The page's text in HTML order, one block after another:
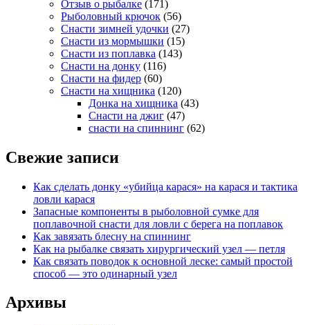
Отзыв о рыбалке (171)
Рыболовный крючок (56)
Снасти зимней удочки (27)
Снасти из мормышки (15)
Снасти из поплавка (143)
Снасти на донку (116)
Снасти на фидер (60)
Снасти на хищника (120)
Донка на хищника (43)
Снасти на джиг (47)
снасти на спиннинг (62)
Свежие записи
Как сделать донку «убийца карася» на карася и тактика
ловли карася
Запасные компоненты в рыболовной сумке для
поплавочной снасти для ловли с берега на поплавок
Как завязать блесну на спиннинг
Как на рыбалке связать хирургический узел — петля
Как связать поводок к основной леске: самый простой
способ — это одинарный узел
Архивы